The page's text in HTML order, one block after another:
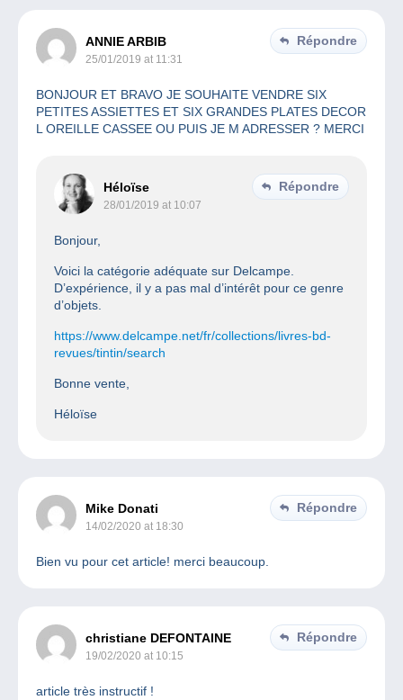
ANNIE ARBIB
25/01/2019 at 11:31
Répondre
BONJOUR ET BRAVO JE SOUHAITE VENDRE SIX
PETITES ASSIETTES ET SIX GRANDES PLATES DECOR
L OREILLE CASSEE OU PUIS JE M ADRESSER ? MERCI
Héloïse
28/01/2019 at 10:07
Répondre
Bonjour,
Voici la catégorie adéquate sur Delcampe.
D’expérience, il y a pas mal d’intérêt pour ce genre
d’objets.
https://www.delcampe.net/fr/collections/livres-bd-
revues/tintin/search
Bonne vente,
Héloïse
Mike Donati
14/02/2020 at 18:30
Répondre
Bien vu pour cet article! merci beaucoup.
christiane DEFONTAINE
19/02/2020 at 10:15
Répondre
article très instructif !